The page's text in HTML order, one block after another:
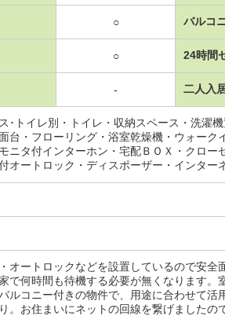
○ バルコ
○ 24時間
- 二人入
･トイレ別・トイレ・収納スペース・洗濯
台・フローリング・浴室乾燥機・ウォー
ニタ付インターホン・宅配ＢＯＸ・クロー
オートロック・ディスポーザー・インター
オートロックなどを設置しているので安全
で何時間も待機する必要が無くなります。
ルコニー付きの物件で、用途に合わせて
。お住まいにネットの回線を繋げましたの